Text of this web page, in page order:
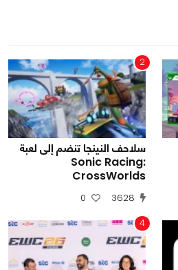
2
سلاحف النينجا تنضم إلى لعبة
Sonic Racing:
CrossWorlds
3628
0
4